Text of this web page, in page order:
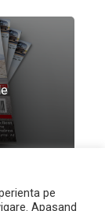
byNeo
pe
Apasand